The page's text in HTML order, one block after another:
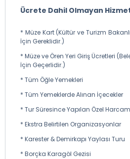
Ücrete Dahil Olmayan
* Müze Kart (Kültür ve Turizm
İçin Gereklidir.)
* Müze ve Ören Yeri Giriş Ücretleri
İçin Geçerlidir.)
* Tüm Öğle Yemekleri
* Tüm Yemeklerde Alınan İçecekler
* Tur Süresince Yapılan Özel
* Ekstra Belirtilen Organizasyonlar
* Karester & Demirkapı Yaylası Turu
* Borçka Karagöl Gezisi